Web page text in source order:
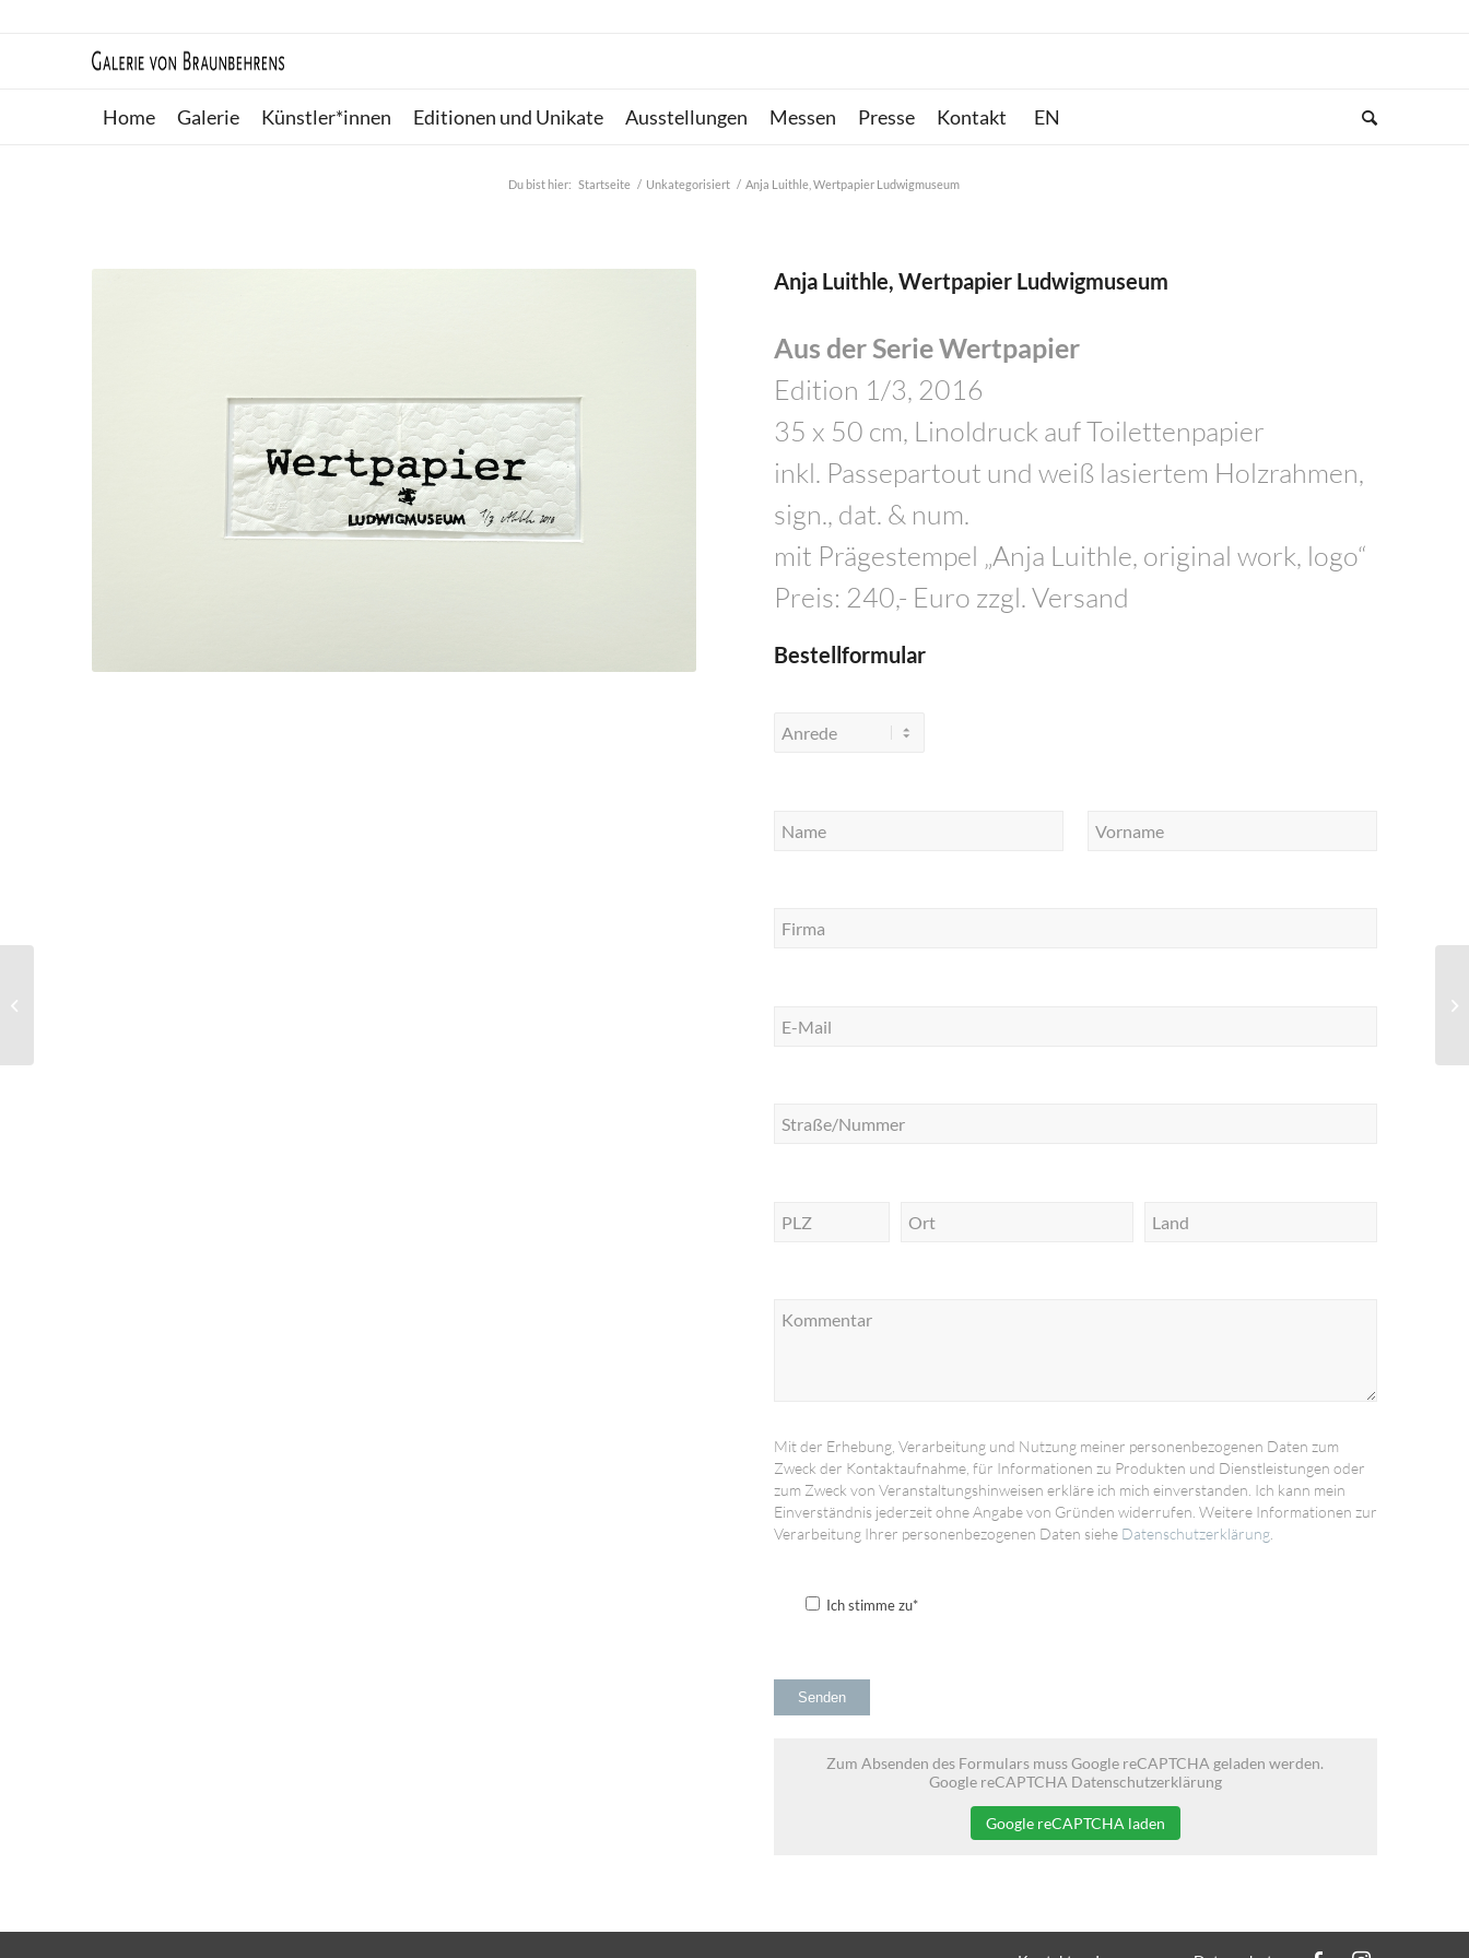
Home Galerie Künstler*innen Editionen und Unikate Ausstellungen Messen Presse Kontakt
Du bist hier: Startseite / Unkategorisiert / Anja Luithle, Wertpapier Ludwigmuseum
Anja Luithle, Wertpapier Ludwigmuseum
Aus der Serie Wertpapier
Edition 1/3, 2016
35 x 50 cm, Linoldruck auf Toilettenpapier
inkl. Passepartout und weiß lasiertem Holzrahmen,
sign., dat. & num.
mit Prägestempel „Anja Luithle, original work, logo“
Preis: 240,- Euro zzgl. Versand
Bestellformular
Mit der Erhebung, Verarbeitung und Nutzung meiner personenbezogenen Daten zum
Zweck der Kontaktaufnahme, für Informationen zu Produkten und Dienstleistungen oder
zum Zweck von Veranstaltungshinweisen erkläre ich mich einverstanden. Ich kann mein
Einverständnis jederzeit ohne Angabe von Gründen widerrufen. Weitere Informationen zur
Verarbeitung Ihrer personenbezogenen Daten siehe Datenschutzerklärung.
Ich stimme zu*
Zum Absenden des Formulars muss Google reCAPTCHA geladen werden.
Google reCAPTCHA Datenschutzerklärung
Google reCAPTCHA laden